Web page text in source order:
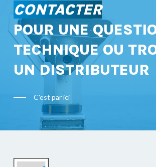
CONTACTER
POUR UNE
TECHNIQUE OU
UN DISTRIBUTEUR
C'est par ici